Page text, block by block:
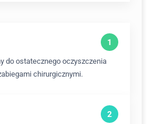
do ostatecznego oczyszczenia
chirurgicznymi.